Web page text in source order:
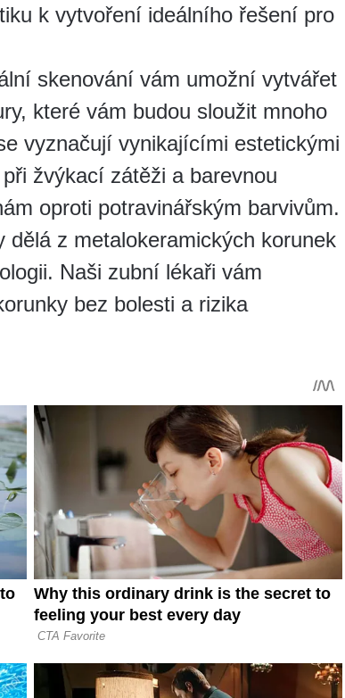
k vytvoření ideálního řešení pro
skenování vám umožní vytvářet
které vám budou sloužit mnoho
vyznačují vynikajícími estetickými
žvýkací zátěži a barevnou
oproti potravinářským barvivům.
z metalokeramických korunek
Naši zubní lékaři vám
bez bolesti a rizika